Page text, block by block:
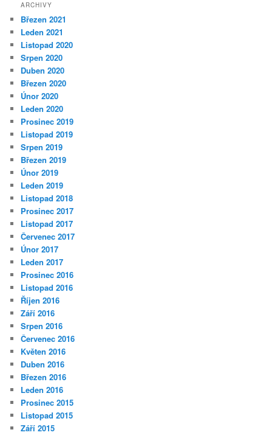
ARCHIVY
Březen 2021
Leden 2021
Listopad 2020
Srpen 2020
Duben 2020
Březen 2020
Únor 2020
Leden 2020
Prosinec 2019
Listopad 2019
Srpen 2019
Březen 2019
Únor 2019
Leden 2019
Listopad 2018
Prosinec 2017
Listopad 2017
Červenec 2017
Únor 2017
Leden 2017
Prosinec 2016
Listopad 2016
Říjen 2016
Září 2016
Srpen 2016
Červenec 2016
Květen 2016
Duben 2016
Březen 2016
Leden 2016
Prosinec 2015
Listopad 2015
Září 2015